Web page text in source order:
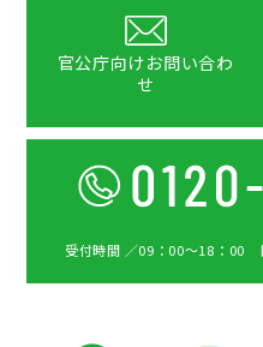
官公庁向けお問い合わ
せ
受付時間 ／09：00〜18：00